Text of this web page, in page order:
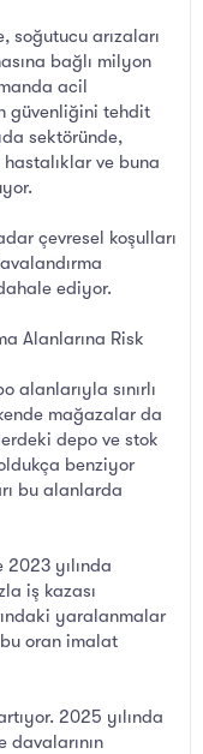
arızaları
bağlı milyon
acil
güvenliğini tehdit
sektöründe,
ve buna
çevresel koşulları
ediyor.
Alanlarına Risk
alanlarıyla sınırlı
mağazalar da
depo ve stok
benziyor
bu alanlarda
yılında
iş kazası
yaralanmalar
oran imalat
2025 yılında
davalarının